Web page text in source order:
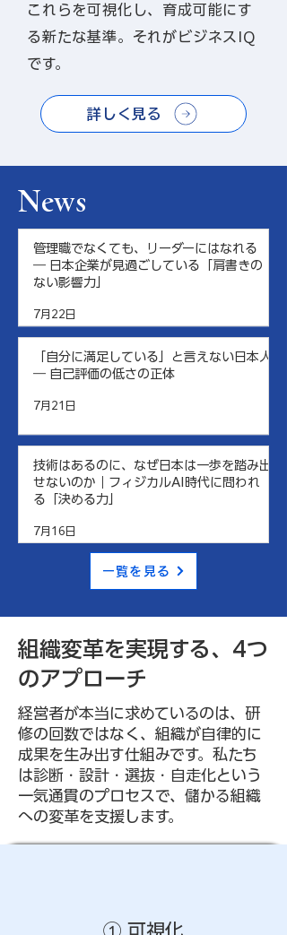
これらを可視化し、育成可能にす
る新たな基準。それがビジネスIQ
です。
詳しく見る
News
管理職でなくても、リーダーにはなれる
― 日本企業が見過ごしている「肩書きの
ない影響力」
7月22日
「自分に満足している」と言えない日本人
― 自己評価の低さの正体
7月21日
技術はあるのに、なぜ日本は一歩を踏み出
せないのか｜フィジカルAI時代に問われ
る「決める力」
7月16日
一覧を見る
組織変革を実現する、4つ
のアプローチ
経営者が本当に求めているのは、研
修の回数ではなく、組織が自律的に
成果を生み出す仕組みです。私たち
は診断・設計・選抜・自走化という
一気通貫のプロセスで、儲かる組織
への変革を支援します。
① 可視化